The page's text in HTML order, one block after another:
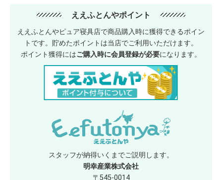
ええふとんやポイント
ええふとんやピュア寝具店で商品購入時に獲得できるポイン
トです。貯めたポイントは当店でご利用いただけます。
ポイント獲得にはご購入時に会員登録が必要になります。
スタッフが納得いくまでご説明します。
明幸産業株式会社
〒545-0014